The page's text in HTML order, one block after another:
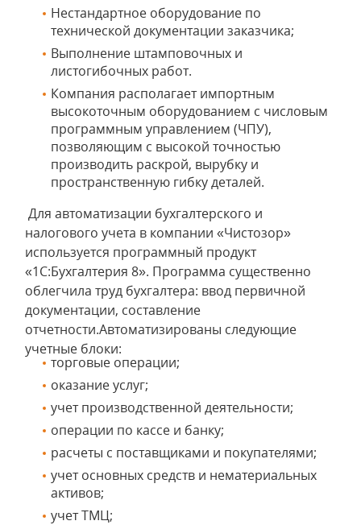
Нестандартное оборудование по
технической документации заказчика;
Выполнение штамповочных и
листогибочных работ.
Компания располагает импортным
высокоточным оборудованием с числовым
программным управлением (ЧПУ),
позволяющим с высокой точностью
производить раскрой, вырубку и
пространственную гибку деталей.
Для автоматизации бухгалтерского и
налогового учета в компании «Чистозор»
используется программный продукт
«1С:Бухгалтерия 8». Программа существенно
облегчила труд бухгалтера: ввод первичной
документации, составление
отчетности.Автоматизированы следующие
учетные блоки:
торговые операции;
оказание услуг;
учет производственной деятельности;
операции по кассе и банку;
расчеты с поставщиками и покупателями;
учет основных средств и нематериальных
активов;
учет ТМЦ;